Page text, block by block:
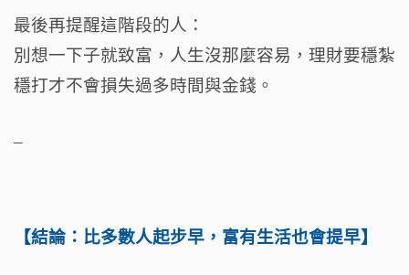
最後再提醒這階段的人：
別想一下子就致富，人生沒那麼容易，理財要穩紮
穩打才不會損失過多時間與金錢。
–
【結論：比多數人起步早，富有生活也會提早】